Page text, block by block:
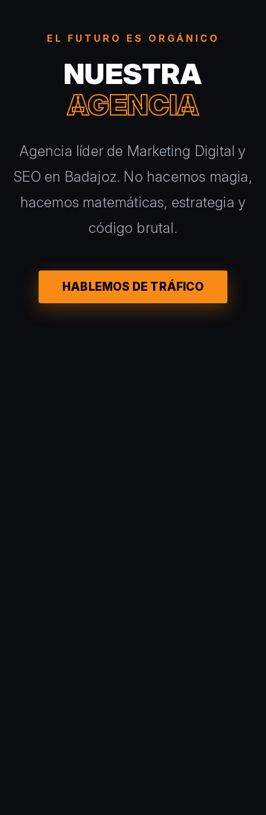
EL FUTURO ES ORGÁNICO
NUESTRA
AGENCIA
Agencia líder de Marketing Digital y
SEO en Badajoz. No hacemos magia,
hacemos matemáticas, estrategia y
código brutal.
HABLEMOS DE TRÁFICO